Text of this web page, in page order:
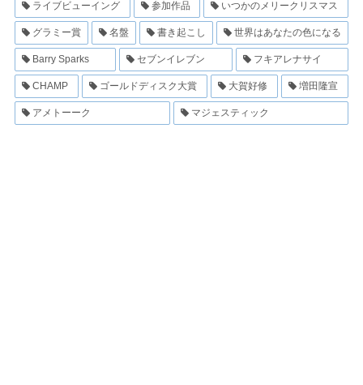
ライブビューイング 参加作品 いつかのメリークリスマス
グラミー賞 名盤 書き起こし 世界はあなたの色になる
Barry Sparks セブンイレブン フキアレナサイ
CHAMP ゴールドディスク大賞 大賀好修 増田隆宣
アメトーーク マジェスティック